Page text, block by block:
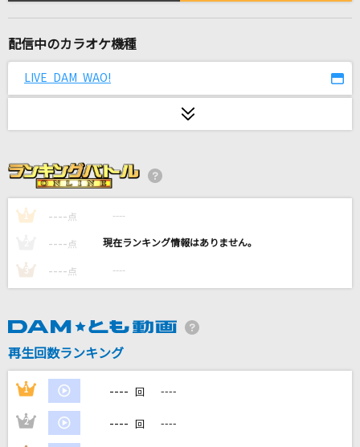
トリノコシティ
[生音]地上の星
スピッツ
米津玄師
indigo la End
TIME(B'z LIVE-GYM Pleasure '92 -TIME- Ver.)
B'z
[生音]優しい雨
配信中のカラオケ機種
LIVE DAM WAO!
1 ---- 点 ----
---- 点 ----
3 ---- 点 ----
再生回数ランキング
1 ---- 回 ----
2 ---- 回 ----